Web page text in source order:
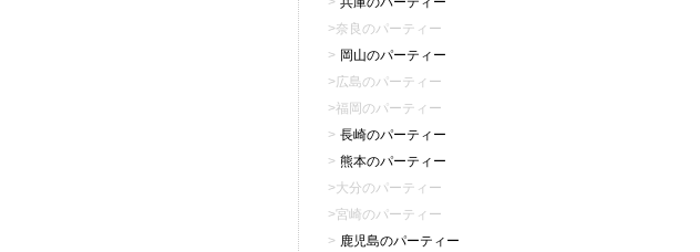
奈良のパーティー
岡山のパーティー
広島のパーティー
福岡のパーティー
長崎のパーティー
熊本のパーティー
大分のパーティー
宮崎のパーティー
鹿児島のパーティー